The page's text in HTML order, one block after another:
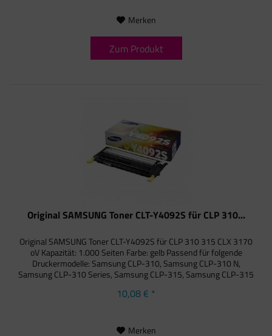
Merken
Zum Produkt
Original SAMSUNG Toner CLT-Y4092S für CLP 310...
Original SAMSUNG Toner CLT-Y4092S für CLP 310 315 CLX 3170
oV Kapazität: 1.000 Seiten Farbe: gelb Passend für folgende
Druckermodelle: Samsung CLP-310, Samsung CLP-310 N,
Samsung CLP-310 Series, Samsung CLP-315, Samsung CLP-315
10,08 € *
Merken